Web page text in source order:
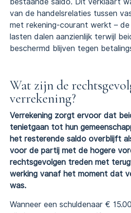
bestaande saldo. Dit verklaart
van de handelsrelaties tussen
met rekening-courant werkt –
lasten dalen aanzienlijk terwijl
beschermd blijven tegen
Wat zijn de
verrekening?
Verrekening zorgt ervoor dat
tenietgaan tot hun
het resterende saldo overblijft
voor de partij met de hogere
rechtsgevolgen treden met
werking vanaf het moment dat
was.
Wanneer een schuldenaar €